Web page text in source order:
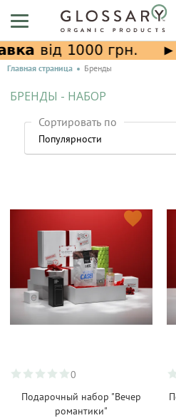
Главная страница Бренды
БРЕНДЫ - НАБОР
Сортировать по
0
Подарочный набор "Вечер
романтики"